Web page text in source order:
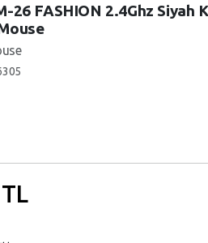
26 FASHION 2.4Ghz Siyah
TL